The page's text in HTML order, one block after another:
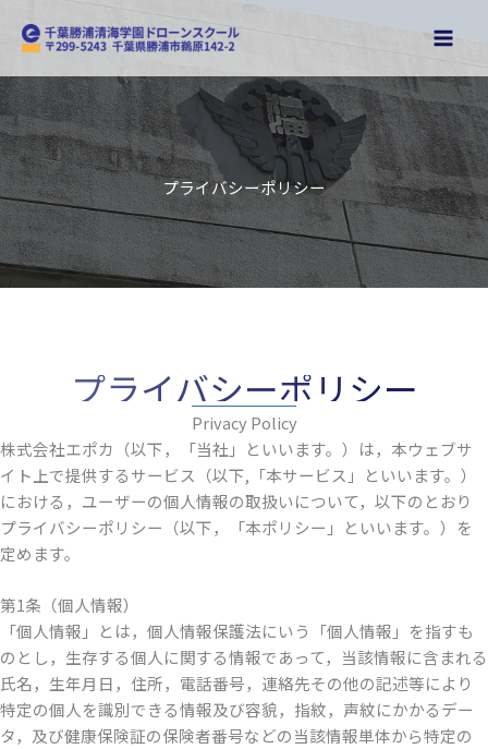
ス
キ
ッ
プ
プライバシーポリシー
プライバシーポリシー
Privacy Policy
株式会社エポカ（以下，「当社」といいます。）は，本ウェブサ
イト上で提供するサービス（以下,「本サービス」といいます。）
における，ユーザーの個人情報の取扱いについて，以下のとおり
プライバシーポリシー（以下，「本ポリシー」といいます。）を
定めます。
第1条（個人情報）
「個人情報」とは，個人情報保護法にいう「個人情報」を指すも
のとし，生存する個人に関する情報であって，当該情報に含まれる
氏名，生年月日，住所，電話番号，連絡先その他の記述等により
特定の個人を識別できる情報及び容貌，指紋，声紋にかかるデー
タ，及び健康保険証の保険者番号などの当該情報単体から特定の